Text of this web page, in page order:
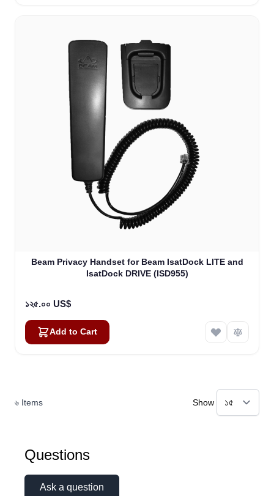
Beam Privacy Handset for Beam IsatDock LITE and
IsatDock DRIVE (ISD955)
১২৫.০০ US$
Add to Cart
৬ Items Show
Questions
Ask a question